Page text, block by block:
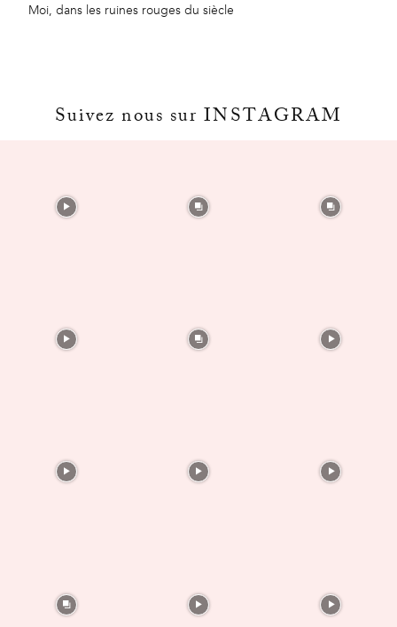
Moi, dans les ruines rouges du siècle
Suivez nous sur INSTAGRAM